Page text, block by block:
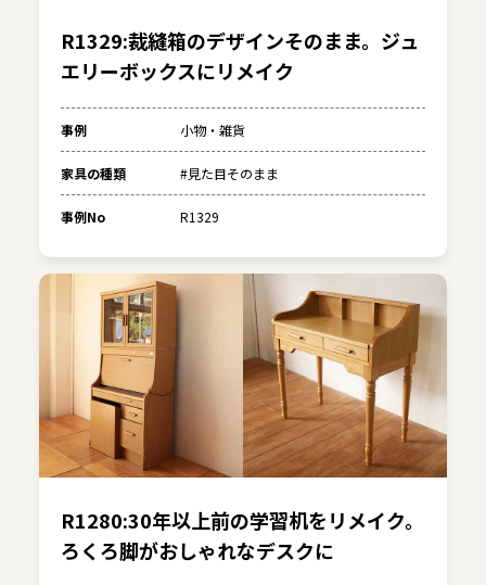
R1329:裁縫箱のデザインそのまま。ジュ
エリーボックスにリメイク
事例 小物・雑貨
家具の種類 #見た目そのまま
事例No R1329
R1280:30年以上前の学習机をリメイク。
ろくろ脚がおしゃれなデスクに